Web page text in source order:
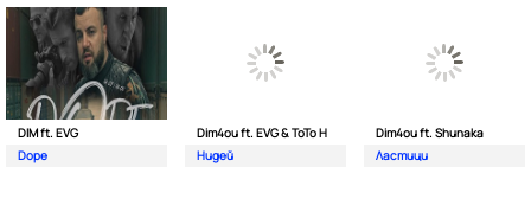
DIM ft. EVG
Dope
Dim4ou ft. EVG & ToTo H
Нидей
Dim4ou ft. Shunaka
Ластици